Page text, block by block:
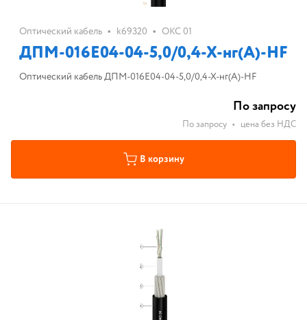
Оптический кабель • k69320 • ОКС 01
ДПМ-016Е04-04-5,0/0,4-Х-нг(А)-HF
Оптический кабель ДПМ-016Е04-04-5,0/0,4-Х-нг(А)-HF
По запросу
По запросу • цена без НДС
В корзину